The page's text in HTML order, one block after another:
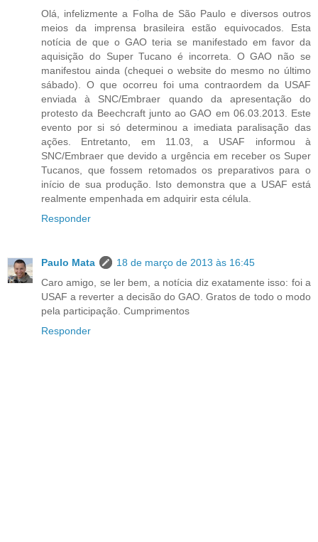
Olá, infelizmente a Folha de São Paulo e diversos outros
meios da imprensa brasileira estão equivocados. Esta
notícia de que o GAO teria se manifestado em favor da
aquisição do Super Tucano é incorreta. O GAO não se
manifestou ainda (chequei o website do mesmo no último
sábado). O que ocorreu foi uma contraordem da USAF
enviada à SNC/Embraer quando da apresentação do
protesto da Beechcraft junto ao GAO em 06.03.2013. Este
evento por si só determinou a imediata paralisação das
ações. Entretanto, em 11.03, a USAF informou à
SNC/Embraer que devido a urgência em receber os Super
Tucanos, que fossem retomados os preparativos para o
início de sua produção. Isto demonstra que a USAF está
realmente empenhada em adquirir esta célula.
Responder
Paulo Mata
18 de março de 2013 às 16:45
Caro amigo, se ler bem, a notícia diz exatamente isso: foi a
USAF a reverter a decisão do GAO. Gratos de todo o modo
pela participação. Cumprimentos
Responder